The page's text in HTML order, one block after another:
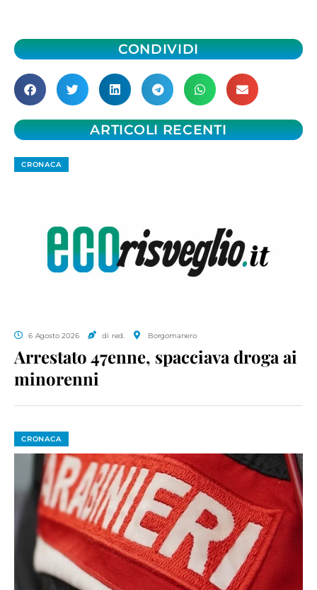
CONDIVIDI
ARTICOLI RECENTI
CRONACA
6 Agosto 2026 di red. Borgomanero
Arrestato 47enne, spacciava droga ai
minorenni
CRONACA